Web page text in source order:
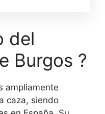
del
Burgos ?
ampliamente
caza, siendo